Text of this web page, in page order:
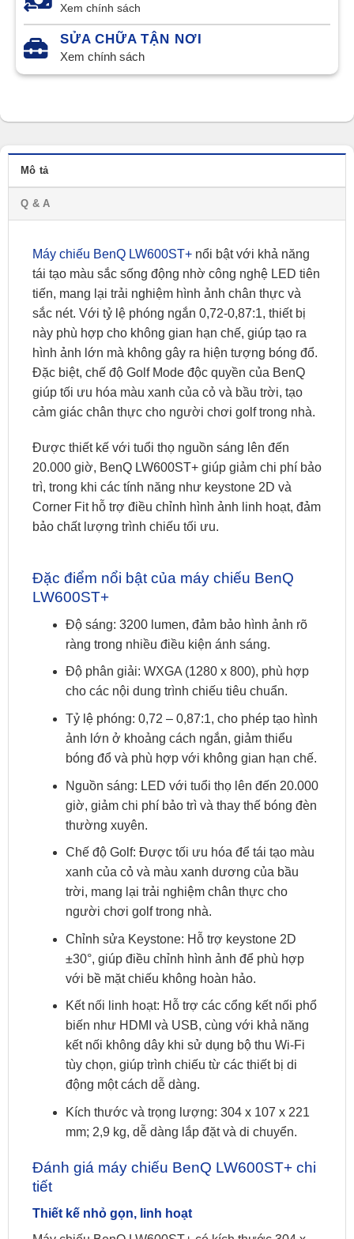
Xem chính sách
SỬA CHỮA TẬN NƠI
Xem chính sách
Mô tả
Q & A
Máy chiếu BenQ LW600ST+ nổi bật với khả năng
tái tạo màu sắc sống động nhờ công nghệ LED tiên
tiến, mang lại trải nghiệm hình ảnh chân thực và
sắc nét. Với tỷ lệ phóng ngắn 0,72-0,87:1, thiết bị
này phù hợp cho không gian hạn chế, giúp tạo ra
hình ảnh lớn mà không gây ra hiện tượng bóng đổ.
Đặc biệt, chế độ Golf Mode độc quyền của BenQ
giúp tối ưu hóa màu xanh của cỏ và bầu trời, tạo
cảm giác chân thực cho người chơi golf trong nhà.
Được thiết kế với tuổi thọ nguồn sáng lên đến
20.000 giờ, BenQ LW600ST+ giúp giảm chi phí bảo
trì, trong khi các tính năng như keystone 2D và
Corner Fit hỗ trợ điều chỉnh hình ảnh linh hoạt, đảm
bảo chất lượng trình chiếu tối ưu.
Đặc điểm nổi bật của máy chiếu BenQ
LW600ST+
Độ sáng: 3200 lumen, đảm bảo hình ảnh rõ
ràng trong nhiều điều kiện ánh sáng.
Độ phân giải: WXGA (1280 x 800), phù hợp
cho các nội dung trình chiếu tiêu chuẩn.
Tỷ lệ phóng: 0,72 – 0,87:1, cho phép tạo hình
ảnh lớn ở khoảng cách ngắn, giảm thiểu
bóng đổ và phù hợp với không gian hạn chế.
Nguồn sáng: LED với tuổi thọ lên đến 20.000
giờ, giảm chi phí bảo trì và thay thế bóng đèn
thường xuyên.
Chế độ Golf: Được tối ưu hóa để tái tạo màu
xanh của cỏ và màu xanh dương của bầu
trời, mang lại trải nghiệm chân thực cho
người chơi golf trong nhà.
Chỉnh sửa Keystone: Hỗ trợ keystone 2D
±30°, giúp điều chỉnh hình ảnh để phù hợp
với bề mặt chiếu không hoàn hảo.
Kết nối linh hoạt: Hỗ trợ các cổng kết nối phổ
biến như HDMI và USB, cùng với khả năng
kết nối không dây khi sử dụng bộ thu Wi-Fi
tùy chọn, giúp trình chiếu từ các thiết bị di
động một cách dễ dàng.
Kích thước và trọng lượng: 304 x 107 x 221
mm; 2,9 kg, dễ dàng lắp đặt và di chuyển.
Đánh giá máy chiếu BenQ LW600ST+ chi
tiết
Thiết kế nhỏ gọn, linh hoạt